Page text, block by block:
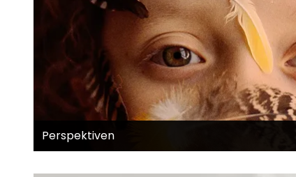
Perspektiven